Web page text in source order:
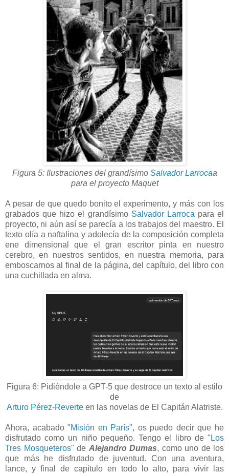
Figura 5: Ilustraciones del grandísimo Salvador Larrocaa
para el proyecto Maquet
A pesar de que quedo bonito el experimento, y más con los
grabados que hizo el grandísimo Salvador Larroca para el
proyecto, ni aún así se parecía a los trabajos del maestro. El
texto olía a naftalina y adolecía de la composición completa
ene dimensional que el gran escritor pinta en nuestro
cerebro, en nuestros sentidos, en nuestra memoria, para
emboscarnos al final de la página, del capítulo, del libro con
una cuchillada en alma.
Figura 6: Pidiéndole a GPT-5 que destroce un texto al estilo
de
Arturo Pérez-Reverteen las novelas de El Capitán Alatriste.
Ahora, acabado "Misión en París", os puedo decir que he
disfrutado como un niño pequeño. Tengo el libro de " Los
Tres Mosqueteros" de Alejandro Dumas, como uno de los
que más he disfrutado de juventud. Con una aventura,
lance, y final de capítulo en todo lo alto, para vivir las